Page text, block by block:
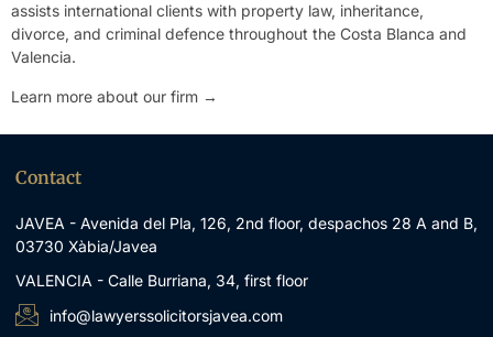
assists international clients with property law, inheritance,
divorce, and criminal defence throughout the Costa Blanca and
Valencia.
Learn more about our firm →
Contact
JAVEA - Avenida del Pla, 126, 2nd floor, despachos 28 A and B,
03730 Xàbia/Javea
VALENCIA - Calle Burriana, 34, first floor
info@lawyerssolicitorsjavea.com